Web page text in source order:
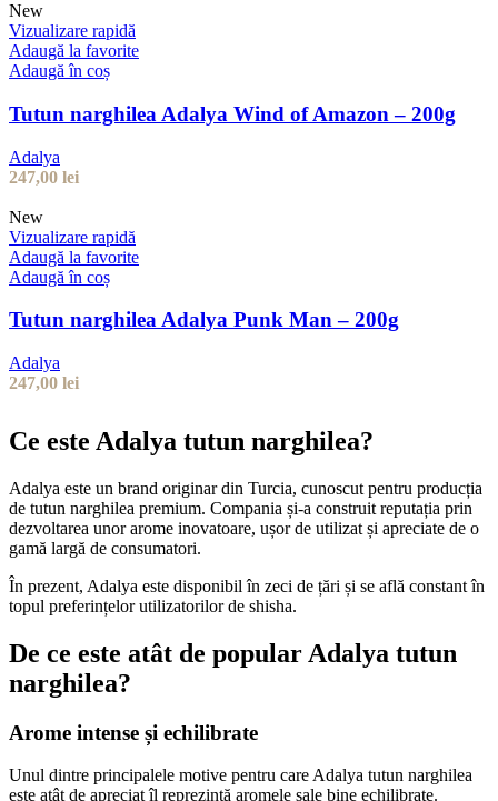
New
Vizualizare rapidă
Adaugă la favorite
Adaugă în coș
Tutun narghilea Adalya Wind of Amazon – 200g
Adalya
247,00 lei
New
Vizualizare rapidă
Adaugă la favorite
Adaugă în coș
Tutun narghilea Adalya Punk Man – 200g
Adalya
247,00 lei
Ce este Adalya tutun narghilea?
Adalya este un brand originar din Turcia, cunoscut pentru producția
de tutun narghilea premium. Compania și-a construit reputația prin
dezvoltarea unor arome inovatoare, ușor de utilizat și apreciate de o
gamă largă de consumatori.
În prezent, Adalya este disponibil în zeci de țări și se află constant în
topul preferințelor utilizatorilor de shisha.
De ce este atât de popular Adalya tutun
narghilea?
Arome intense și echilibrate
Unul dintre principalele motive pentru care Adalya tutun narghilea
este atât de apreciat îl reprezintă aromele sale bine echilibrate.